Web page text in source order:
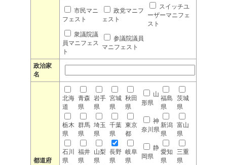
市民マニ
フェスト
政党マニフ
ェスト
スイッチユ
ーザーマニフェ
スト
衆議院議
員マニフェス
ト
参議院議員
マニフェスト
政治家
名
都道府
北海
道
青森
県
岩手
県
宮城
県
秋田
県
山
形県
福島
県
茨城
県
栃木
県
群馬
県
埼玉
県
千葉
県
東京
都
神
奈川県
新潟
県
富山
県
石川
県
福井
県
山梨
県
長野
県
岐阜
県
静
岡県
愛知
県
三重
県